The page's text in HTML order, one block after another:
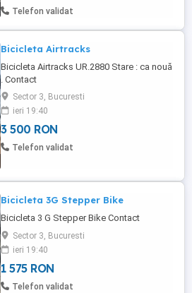
Telefon validat
Bicicleta Airtracks
Bicicleta Airtracks UR.2880 Stare : ca nouă
. Contact
Sector 3, Bucuresti
ieri 19:40
3 500 RON
Telefon validat
Bicicleta 3G Stepper Bike
Bicicleta 3 G Stepper Bike Contact
Sector 3, Bucuresti
ieri 19:40
1 575 RON
Telefon validat